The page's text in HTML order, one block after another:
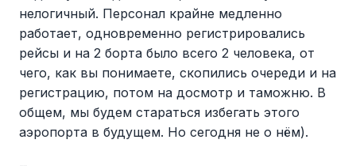
нелогичный. Персонал крайне медленно
работает, одновременно регистрировались
рейсы и на 2 борта было всего 2 человека, от
чего, как вы понимаете, скопились очереди и на
регистрацию, потом на досмотр и таможню. В
общем, мы будем стараться избегать этого
аэропорта в будущем. Но сегодня не о нём).